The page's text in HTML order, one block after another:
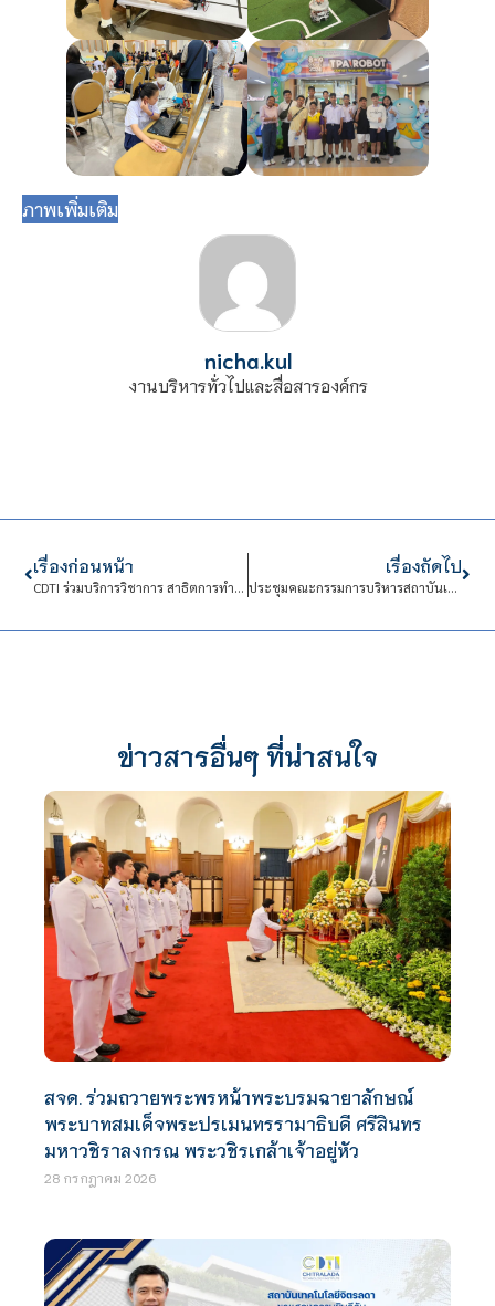
ภาพเพิ่มเติม
nicha.kul
งานบริหารทั่วไปและสื่อสารองค์กร
เรื่องก่อนหน้า
CDTI ร่วมบริการวิชาการ สาธิตการทำอาหารและขนมไทย
เรื่องถัดไป
ประชุมคณะกรรมการบริหารสถาบันเทคโนโลยีจิตรลดา (กบส.)
ข่าวสารอื่นๆ ที่น่าสนใจ
สจด. ร่วมถวายพระพรหน้าพระบรมฉายาลักษณ์
พระบาทสมเด็จพระปรเมนทรรามาธิบดี ศรีสินทร
มหาวชิราลงกรณ พระวชิรเกล้าเจ้าอยู่หัว
28 กรกฎาคม 2026